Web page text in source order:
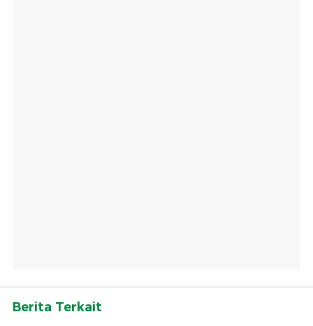
Berita Terkait